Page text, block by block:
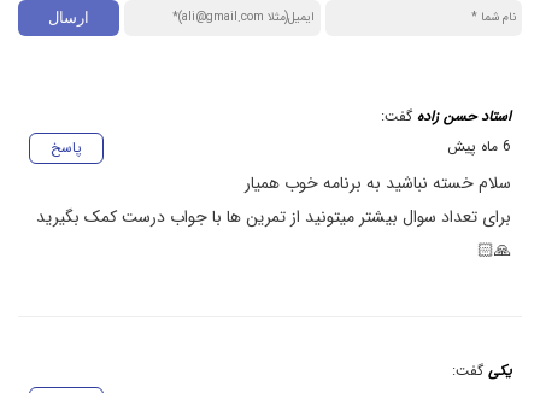
استاد حسن زاده گفت:
پاسخ
6 ماه پیش
سلام خسته نباشید به برنامه خوب همیار
برای تعداد سوال بیشتر میتونید از تمرین ها با جواب درست کمک بگیرید
🙏🏻
یکی گفت: